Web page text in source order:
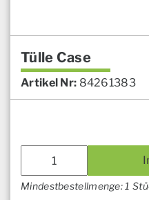
Tülle Case
Artikel Nr: 84261383
Mindestbestellmenge: 1